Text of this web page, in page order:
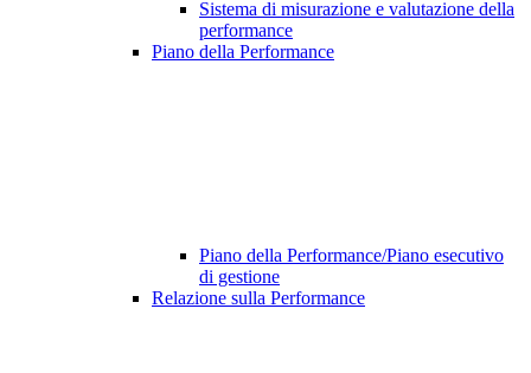
Sistema di misurazione e valutazione della
performance
Piano della Performance
Piano della Performance/Piano esecutivo
di gestione
Relazione sulla Performance